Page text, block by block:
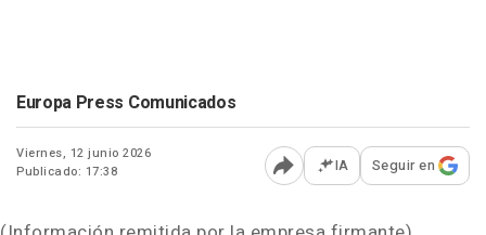
Europa Press Comunicados
Viernes, 12 junio 2026
Publicado: 17:38
Abrir opciones para
IA Seguir en